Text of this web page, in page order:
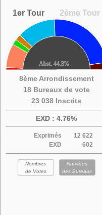
1er Tour 2ème Tour
8ème Arrondissement
18 Bureaux de vote
23 038 Inscrits
EXD : 4.76%
Exprimés
12 622
EXD
602
Nombres
de Votes
Numéros
des Bureaux